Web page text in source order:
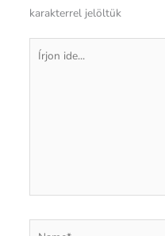
karakterrel jelöltük
Írjon
ide...